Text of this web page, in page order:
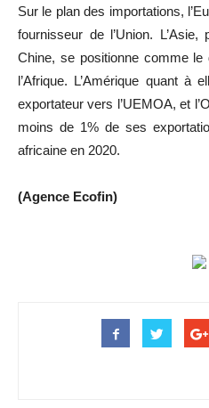
Sur le plan des importations,
fournisseur de l’Union.
Chine, se positionne comme
l’Afrique. L’Amérique quant à
exportateur vers l’UEMOA, et
moins de 1% de ses
africaine en 2020.
(Agence Ecofin)